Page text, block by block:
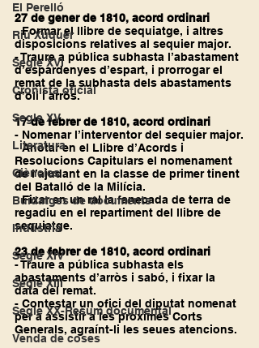
El Perelló
Riu Xúquer
Segle XVI
Cronista oficial
Segle XV
Literatura
Ciències
Buidatges de documents
Indústria
Segle XIV
Segle XIII
Segle XX-Resum documental
Venda de coses
27 de gener de 1810, acord ordinari
- Formar el llibre de sequiatge, i altres
disposicions relatives al sequier major.
- Traure a pública subhasta l’abastament
d’espardenyes d’espart, i prorrogar el
remat de la subhasta dels abastaments
d’oli i arròs.
17 de febrer de 1810, acord ordinari
- Nomenar l’interventor del sequier major.
- Anotar en el Llibre d’Acords i
Resolucions Capitulars el nomenament
de l’ajudant en la classe de primer tinent
del Batalló de la Milícia.
- Fixar en un ral la fanecada de terra de
regadiu en el repartiment del llibre de
sequiatge.
23 de febrer de 1810, acord ordinari
- Traure a pública subhasta els
abastaments d’arròs i sabó, i fixar la
data del remat.
- Contestar un ofici del diputat nomenat
per a assistir a les pròximes Corts
Generals, agraínt-li les seues atencions.